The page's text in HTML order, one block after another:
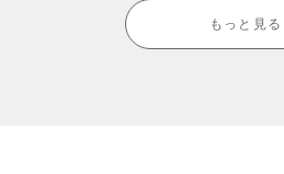
もっと見る